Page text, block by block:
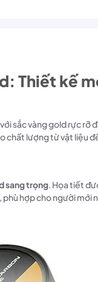
Thiết kế
sắc vàng gold rực rỡ
chất lượng từ vật liệu
sang trọng. Họa tiết
hợp cho người mới